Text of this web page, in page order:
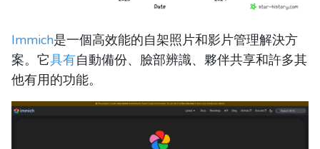
Immich是一個高效能的自架照片和影片管理解決方
案。它具有自動備份、臉部辨識、夥伴共享和許多其
他有用的功能。